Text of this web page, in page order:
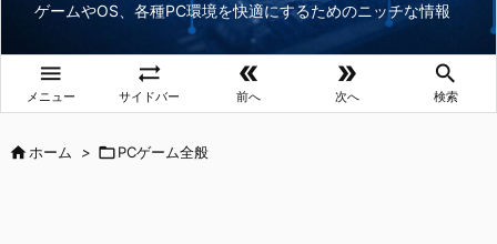
ゲームやOS、各種PC環境を快適にするためのニッチな情報

メニュー

サイドバー

前へ

次へ

検索
ホーム > PCゲーム全般